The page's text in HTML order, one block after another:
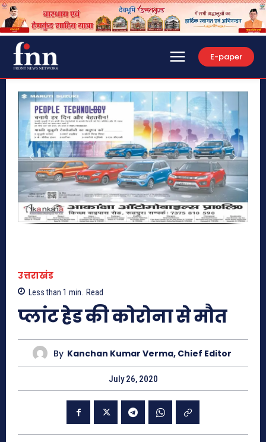
E-paper
उत्तराखंड
Less than 1 min. Read
प्लांट हेड की कोरोना से मौत
By Kanchan Kumar Verma, Chief Editor
July 26, 2020